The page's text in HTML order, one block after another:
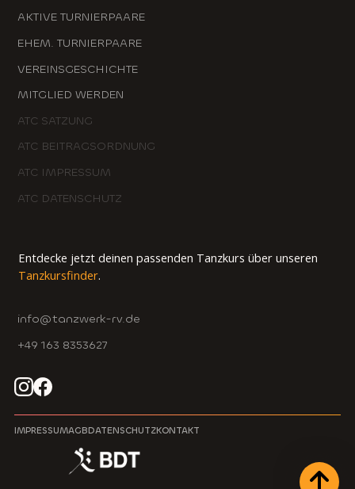
AKTIVE TURNIERPAARE
EHEM. TURNIERPAARE
VEREINSGESCHICHTE
MITGLIED WERDEN
ATC SATZUNG
ATC BEITRAGSORDNUNG
ATC IMPRESSUM
ATC DATENSCHUTZ
Entdecke jetzt deinen passenden Tanzkurs über unseren
Tanzkursfinder.
info@tanzwerk-rv.de
+49 163 8353627
IMPRESSUMAGBDATENSCHUTZKONTAKT